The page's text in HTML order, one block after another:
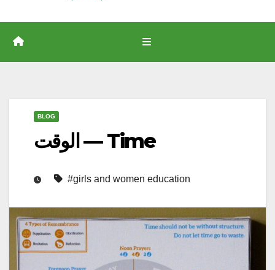
BLOG
الوقت — Time
#girls and women education